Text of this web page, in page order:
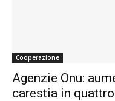
Cooperazione
Agenzie Onu:
carestia in